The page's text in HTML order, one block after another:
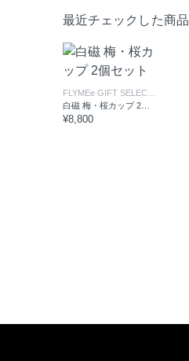
最近チェックした商品
¥8,800